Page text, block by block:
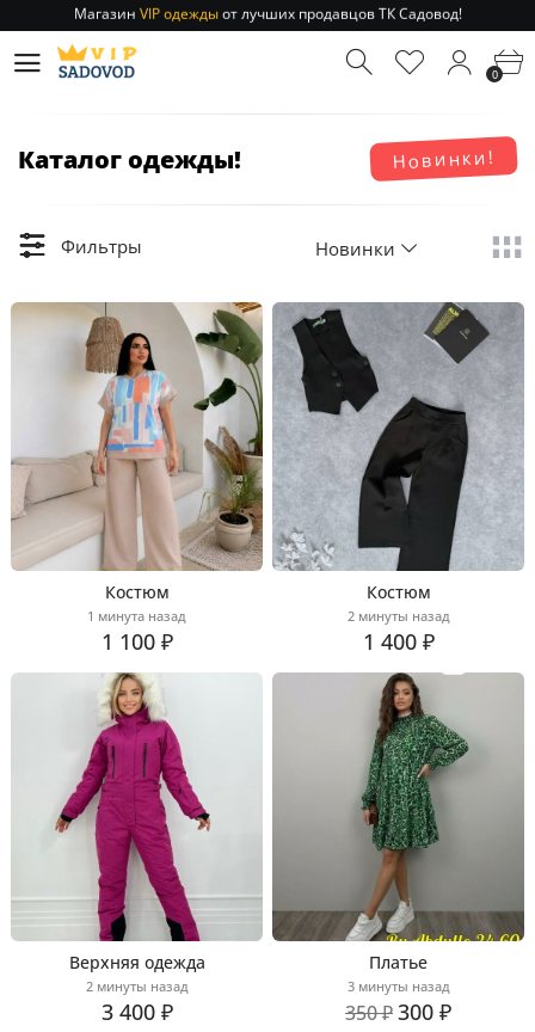
Отправление заказа 1-3 дняпо РФ и МСК!
Магазин
от лучших продавцов ТК Садовод!
0
Новинки!
Каталог одежды!
Фильтры Новинки
Костюм
1 минута назад
1 100 ₽
Костюм
2 минуты назад
1 400 ₽
Верхняя одежда
2 минуты назад
3 400 ₽
Платье
3 минуты назад
350 ₽300 ₽